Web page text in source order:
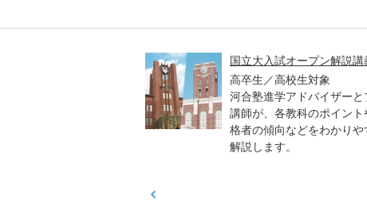
国立大入試オープン解説講
高卒生／高校生対象
河合塾進学アドバイザーと
講師が、各教科のポイント
格者の傾向などをわかりや
解説します。